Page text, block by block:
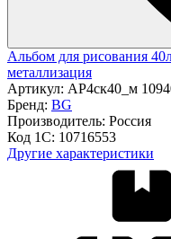
Альбом для рисования
металлизация
Артикул: АР4ск40_м
Бренд: BG
Производитель: Россия
Код 1С: 10716553
Другие характеристики